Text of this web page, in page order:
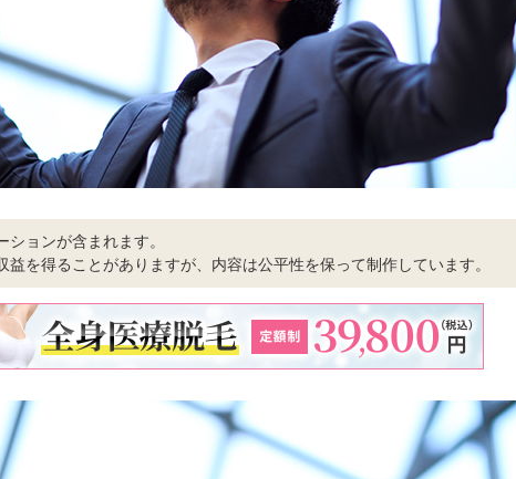
ョンが含まれます。
益を得ることがありますが、内容は公平性を保って制作しています。